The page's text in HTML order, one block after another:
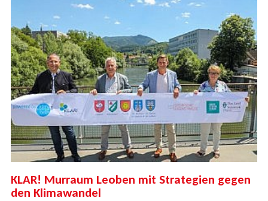
KLAR! Murraum Leoben mit Strategien gegen
den Klimawandel